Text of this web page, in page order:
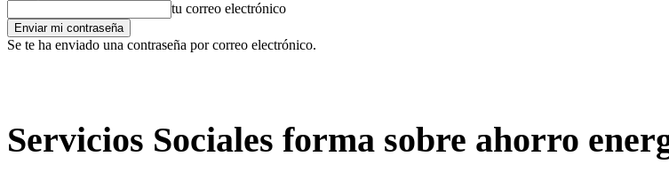
tu correo electrónico
Se te ha enviado una contraseña por correo electrónico.
Servicios Sociales forma sobre ahorro